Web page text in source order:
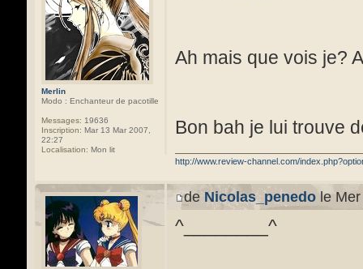
Merlin
Modo : Enchanteur de pacotille
Messages: 19636
Inscription: Mar 13 Mar 2007,
22:27
Localisation: Mon lit
Ah mais que vois je?
Bon bah je lui trouve
http://www.review-channel.com/
deNicolas_penedo le
^________^